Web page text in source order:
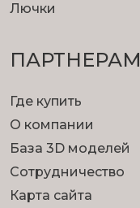
Лючки
ПАРТНЕРАМ
Где купить
О компании
База 3D моделей
Сотрудничество
Карта сайта